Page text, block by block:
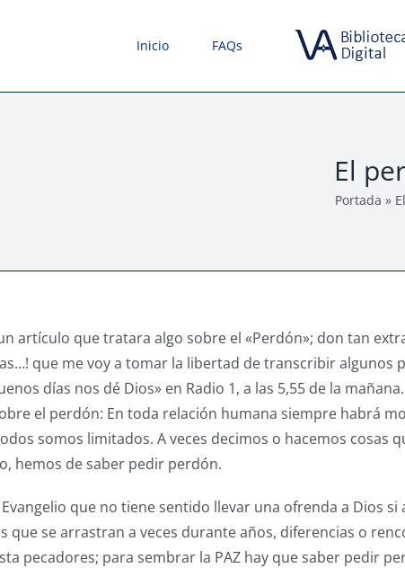
Inicio FAQs
El
Portada »
artículo que tratara algo sobre el «Perdón»; don tan
que me voy a tomar la libertad de transcribir
días nos dé Dios» en Radio 1, a las 5,55 de la
el perdón: En toda relación humana siempre habrá
somos limitados. A veces decimos o hacemos
hemos de saber pedir perdón.
Evangelio que no tiene sentido llevar una ofrenda a Dios
que se arrastran a veces durante años, diferencias o
pecadores; para sembrar la PAZ hay que saber pedir